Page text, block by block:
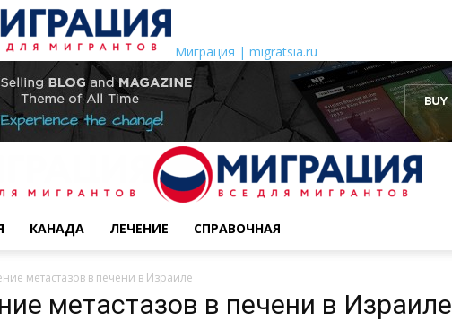
Миграция | migratsia.ru
КАНАДА ЛЕЧЕНИЕ СПРАВОЧНАЯ
метастазов в печени в Израиле
метастазов в печени в Израиле